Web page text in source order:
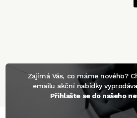
Zajímá Vás, co máme nového?
emailu akční nabídky
Přihlašte se do našeho